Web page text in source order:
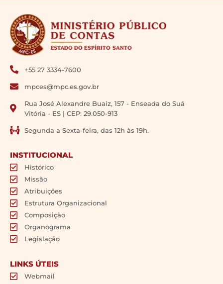
+55 27 3334-7600
mpces@mpc.es.gov.br
Rua José Alexandre Buaiz, 157 - Enseada do Suá
Vitória - ES | CEP: 29.050-913
Segunda a Sexta-feira, das 12h às 19h.
INSTITUCIONAL
Histórico
Missão
Atribuições
Estrutura Organizacional
Composição
Organograma
Legislação
LINKS ÚTEIS
Webmail